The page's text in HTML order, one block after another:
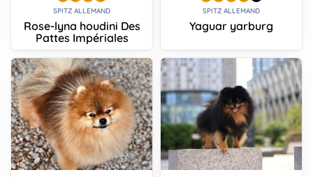
SPITZ ALLEMAND
Rose-lyna houdini Des
Pattes Impériales
SPITZ ALLEMAND
Yaguar yarburg